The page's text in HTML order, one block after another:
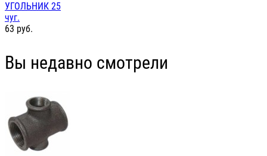
УГОЛЬНИК 25
чуг.
63 руб.
Вы недавно смотрели